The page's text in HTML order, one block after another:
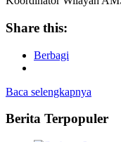
Share this:
Berbagi
Baca selengkapnya
Berita Terpopuler